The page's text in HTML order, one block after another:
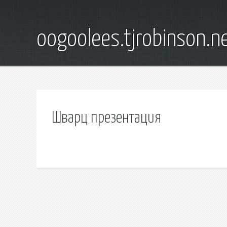
Шварц презентация